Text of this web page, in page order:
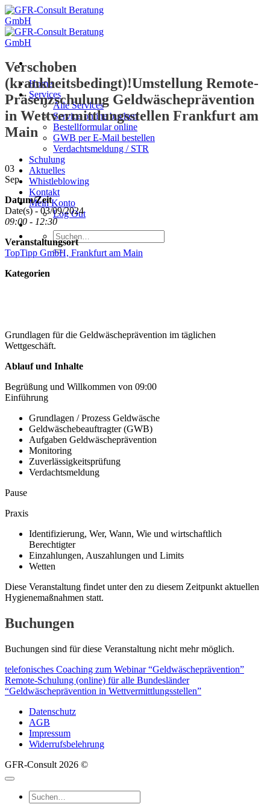
Zum
Inhalt
springen
Home
Services
Alle Services
Service online buchen
Bestellformular online
GWB per E-Mail bestellen
Verdachtsmeldung / STR
Schulung
Aktuelles
Whistleblowing
Kontakt
Mein Konto
Log Out
Suche
nach:
Verschoben
(krankheitsbedingt)!Umstellung Remote-
Präsenzschulung Geldwäscheprävention
in Wettvermittlungsstellen Frankfurt am
Main
03
Sep.
Datum/Zeit
Date(s) - 03/09/2024
09:00 - 12:30
Veranstaltungsort
TopTipp GmbH, Frankfurt am Main
Kategorien
Grundlagen für die Geldwäscheprävention im täglichen
Wettgeschäft.
Ablauf und Inhalte
Begrüßung und Willkommen von 09:00
Einführung
Grundlagen / Prozess Geldwäsche
Geldwäschebeauftragter (GWB)
Aufgaben Geldwäscheprävention
Monitoring
Zuverlässigkeitsprüfung
Verdachtsmeldung
Pause
Praxis
Identifizierung, Wer, Wann, Wie und wirtschaftlich
Berechtigter
Einzahlungen, Auszahlungen und Limits
Wetten
Diese Veranstaltung findet unter den zu diesem Zeitpunkt aktuellen
Hygienemaßnahmen statt.
Buchungen
Buchungen sind für diese Veranstaltung nicht mehr möglich.
telefonisches Coaching zum Webinar “Geldwäscheprävention”
Remote-Schulung (online) für alle Bundesländer
“Geldwäscheprävention in Wettvermittlungsstellen”
Datenschutz
AGB
Impressum
Widerrufsbelehrung
GFR-Consult 2026 ©
Suche
nach: